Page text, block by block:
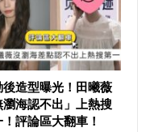
後造型曝光！田曦薇
瀏海認不出」上熱搜
評論區大翻車！